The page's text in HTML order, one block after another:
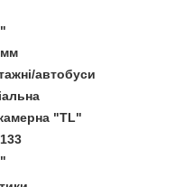
автобуси
"TL"